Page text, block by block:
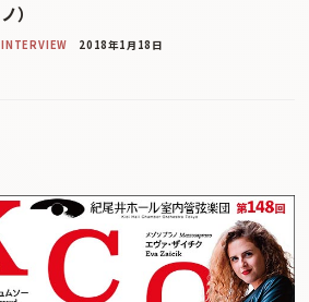
ノ）
INTERVIEW 2018年1月18日